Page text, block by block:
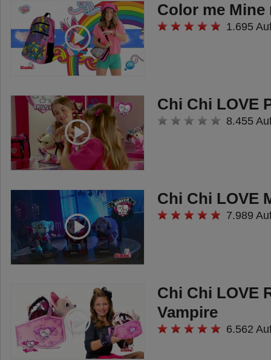
Color me Mine
1.695
Chi Chi LOVE
8.455
Chi Chi LOVE
7.989
Chi Chi LOVE
Vampire
6.562